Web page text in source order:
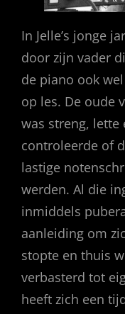
In Jelle’s jonge
door zijn vader
de piano ook
op les. De oude
was streng, lette
controleerde of
lastige
werden. Al die
inmiddels
aanleiding om
stopte en thuis
verbasterd tot
heeft zich een